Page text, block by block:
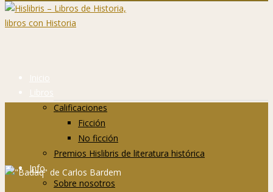
Inicio
Libros
Calificaciones
Ficción
No ficción
Premios Hislibris de literatura histórica
Info
Sobre nosotros